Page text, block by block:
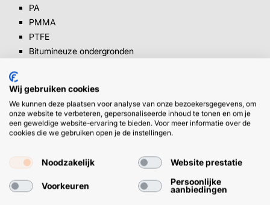
PA
PMMA
PTFE
Bitumineuze ondergronden
➜
Twijfel je of een PU lijm geschikt is voor je klus? Doe
zelf een hechtingstest, of win gelijk professioneel advies
in.
Wij gebruiken cookies
We kunnen deze plaatsen voor analyse van onze bezoekersgegevens, om
onze website te verbeteren, gepersonaliseerde inhoud te tonen en om je
een geweldige website-ervaring te bieden. Voor meer informatie over de
cookies die we gebruiken open je de instellingen.
Noodzakelijk Website prestatie
Voorkeuren
Persoonlijke
aanbiedingen